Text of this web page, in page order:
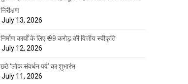
निरीक्षण
July 13, 2026
निर्माण कार्यों के लिए ₹ 99 करोड़ की वित्तीय स्वीकृति
July 12, 2026
छठे ‘लोक संवर्धन पर्व’ का शुभारंभ
July 11, 2026